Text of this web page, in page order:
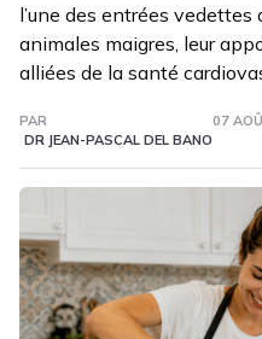
l’une des entrées vedettes
animales maigres, leur
alliées de la santé
PAR
DR JEAN-PASCAL DEL BANO
07